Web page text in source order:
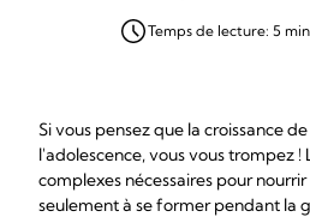
Temps de lecture: 5
Si vous pensez que la croissance
l'adolescence, vous vous trompez !
complexes nécessaires pour
seulement à se former pendant la